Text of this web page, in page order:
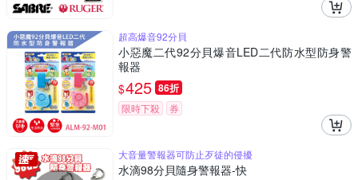
超高爆音92分貝
小惡魔二代92分貝爆音LED二代防水型防身警
報器
$425 86折
限時下殺 券
大音量警報器可防止歹徒的侵擾
水滴98分貝隨身警報器-快